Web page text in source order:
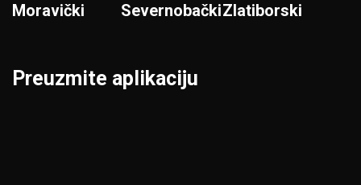
Moravički SevernobačkiZlatiborski
Preuzmite aplikaciju